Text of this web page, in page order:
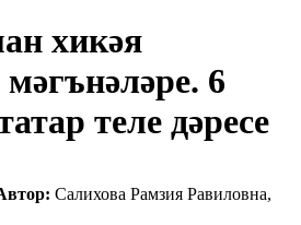
хикәя
6
теле дәресе
Салихова Рамзия Равиловна,